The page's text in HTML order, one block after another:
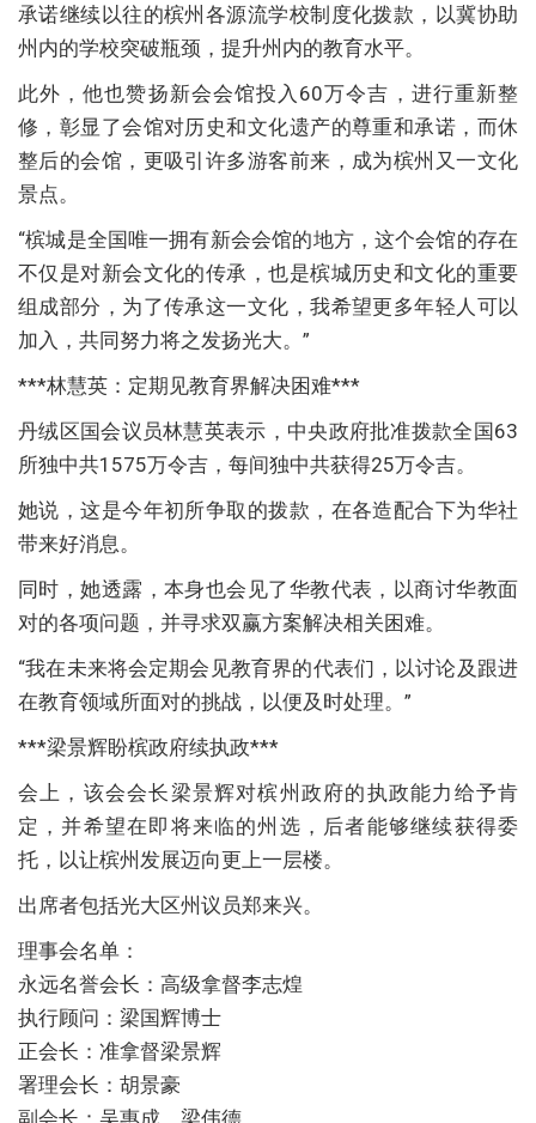
承诺继续以往的槟州各源流学校制度化拨款，以冀协助
州内的学校突破瓶颈，提升州内的教育水平。
此外，他也赞扬新会会馆投入60万令吉，进行重新整
修，彰显了会馆对历史和文化遗产的尊重和承诺，而休
整后的会馆，更吸引许多游客前来，成为槟州又一文化
景点。
“槟城是全国唯一拥有新会会馆的地方，这个会馆的存在
不仅是对新会文化的传承，也是槟城历史和文化的重要
组成部分，为了传承这一文化，我希望更多年轻人可以
加入，共同努力将之发扬光大。”
***林慧英：定期见教育界解决困难***
丹绒区国会议员林慧英表示，中央政府批准拨款全国63
所独中共1575万令吉，每间独中共获得25万令吉。
她说，这是今年初所争取的拨款，在各造配合下为华社
带来好消息。
同时，她透露，本身也会见了华教代表，以商讨华教面
对的各项问题，并寻求双赢方案解决相关困难。
“我在未来将会定期会见教育界的代表们，以讨论及跟进
在教育领域所面对的挑战，以便及时处理。”
***梁景辉盼槟政府续执政***
会上，该会会长梁景辉对槟州政府的执政能力给予肯
定，并希望在即将来临的州选，后者能够继续获得委
托，以让槟州发展迈向更上一层楼。
出席者包括光大区州议员郑来兴。
理事会名单：
永远名誉会长：高级拿督李志煌
执行顾问：梁国辉博士
正会长：准拿督梁景辉
署理会长：胡景豪
副会长：吴惠成，梁伟德